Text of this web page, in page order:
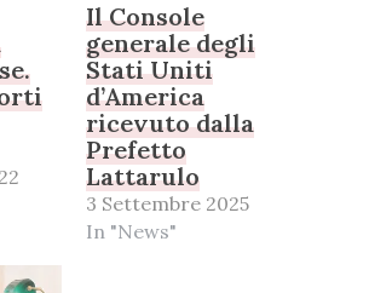
Il Console
generale degli
Stati Uniti
d’America
ricevuto dalla
Prefetto
Lattarulo
3 Settembre 2025
In "News"